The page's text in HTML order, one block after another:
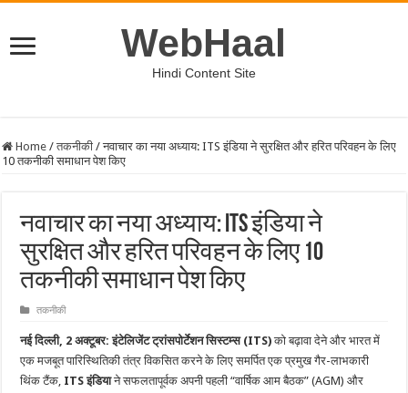
WebHaal
Hindi Content Site
Home / तकनीकी / नवाचार का नया अध्याय: ITS इंडिया ने सुरक्षित और हरित परिवहन के लिए
10 तकनीकी समाधान पेश किए
नवाचार का नया अध्याय: ITS इंडिया ने
सुरक्षित और हरित परिवहन के लिए 10
तकनीकी समाधान पेश किए
तकनीकी
नई दिल्ली, 2 अक्टूबर: इंटेलिजेंट ट्रांसपोर्टेशन सिस्टम्स (ITS)को बढ़ावा देने और भारत में
एक मजबूत पारिस्थितिकी तंत्र विकसित करने के लिए समर्पित एक प्रमुख गैर-लाभकारी
थिंक टैंक, ITS इंडियाने सफलतापूर्वक अपनी पहली “वार्षिक आम बैठक” (AGM) और